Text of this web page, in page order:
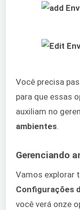
Você precisa
para que essas
auxiliam no
ambientes
Gerenciando
Vamos explorar
Configurações
você verá onze